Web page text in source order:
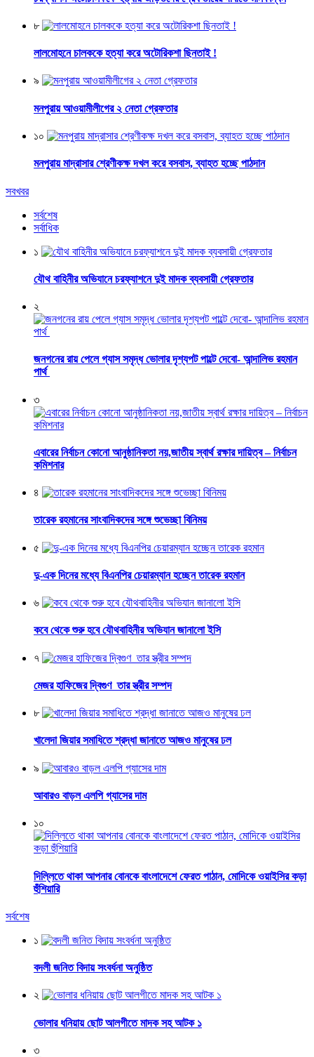
৮
লালমোহনে চালককে হত্যা করে অটোরিকশা ছিনতাই !
৯
মনপুরায় আওয়ামীলীগের ২ নেতা গ্রেফতার
১০
মনপুরায় মাদ্রাসার শ্রেণীকক্ষ দখল করে বসবাস, ব্যাহত হচ্ছে পাঠদান
সবখবর
সর্বশেষ
সর্বাধিক
১
যৌথ বাহিনীর অভিযানে চরফ্যাশনে দুই মাদক ব্যবসায়ী গ্রেফতার
২
জনগনের রায় পেলে গ্যাস সমৃদ্ধ ভোলার দৃশ্যপট পাল্টে দেবো- আন্দালিভ রহমান
পার্থ
৩
এবারের নির্বাচন কোনো আনুষ্ঠানিকতা নয়,জাতীয় স্বার্থ রক্ষার দায়িত্ব – নির্বাচন
কমিশনার
৪
তারেক রহমানের সাংবাদিকদের সঙ্গে শুভেচ্ছা বিনিময়
৫
দু-এক দিনের মধ্যে বিএনপির চেয়ারম্যান হচ্ছেন তারেক রহমান
৬
কবে থেকে শুরু হবে যৌথবাহিনীর অভিযান জানালো ইসি
৭
মেজর হাফিজের দ্বিগুণ তার স্ত্রীর সম্পদ
৮
খালেদা জিয়ার সমাধিতে শ্রদ্ধা জানাতে আজও মানুষের ঢল
৯
আবারও বাড়ল এলপি গ্যাসের দাম
১০
দিল্লিতে থাকা আপনার বোনকে বাংলাদেশে ফেরত পাঠান, মোদিকে ওয়াইসির কড়া
হুঁশিয়ারি
সর্বশেষ
১
বদলী জনিত বিদায় সংবর্ধনা অনুষ্ঠিত
২
ভোলার ধনিয়ায় ছোট আলগীতে মাদক সহ আটক ১
৩